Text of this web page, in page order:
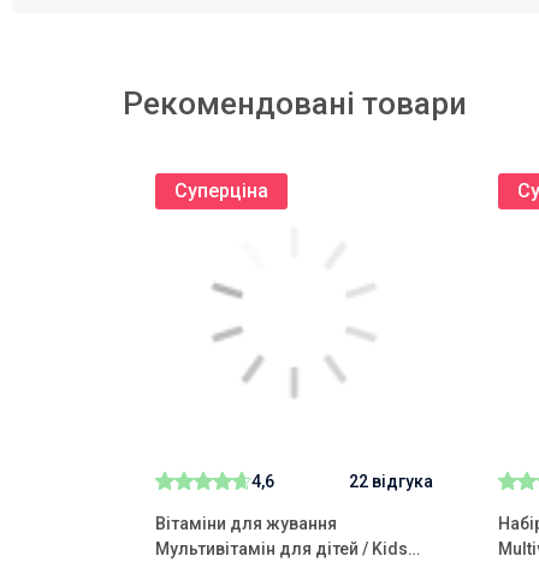
Рекомендовані товари
Суперціна
4,6 22 відгука
Вітаміни для жування
Мультивітамін для дітей / Kids